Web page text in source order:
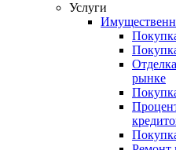
Услуги
рынке